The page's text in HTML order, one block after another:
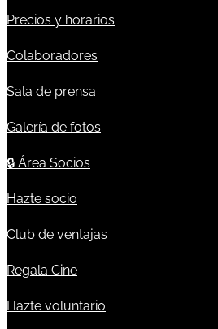
Precios y horarios
Colaboradores
Sala de prensa
Galería de fotos
🔒 Área Socios
Hazte socio
Club de ventajas
Regala Cine
Hazte voluntario